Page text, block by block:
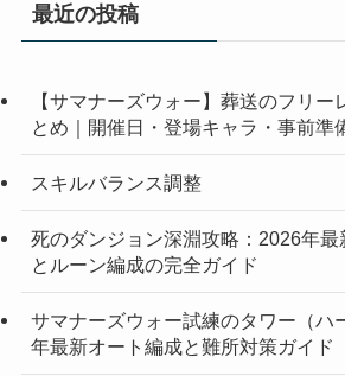
最近の投稿
【サマナーズウォー】葬送のフリー
とめ｜開催日・登場キャラ・事前準
スキルバランス調整
死のダンジョン深淵攻略：2026年最
とルーン編成の完全ガイド
サマナーズウォー試練のタワー（ハ
年最新オート編成と難所対策ガイド